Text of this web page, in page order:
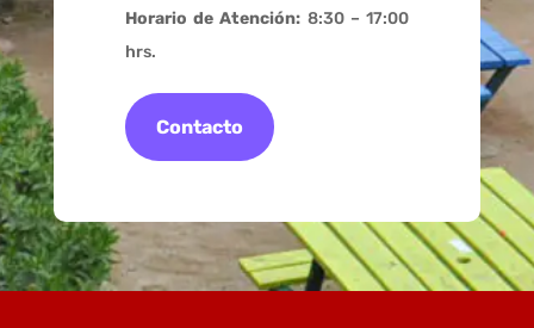
Horario de Atención: 8:30 – 17:00
hrs.
Contacto